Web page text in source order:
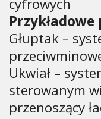
cyfrowych
Głuptak –
Ukwiał –
sterowanym
przenoszący